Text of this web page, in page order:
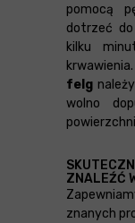
pomocą
dotrzeć do
kilku
felg
wolno
ZNALEŹĆ
znanych